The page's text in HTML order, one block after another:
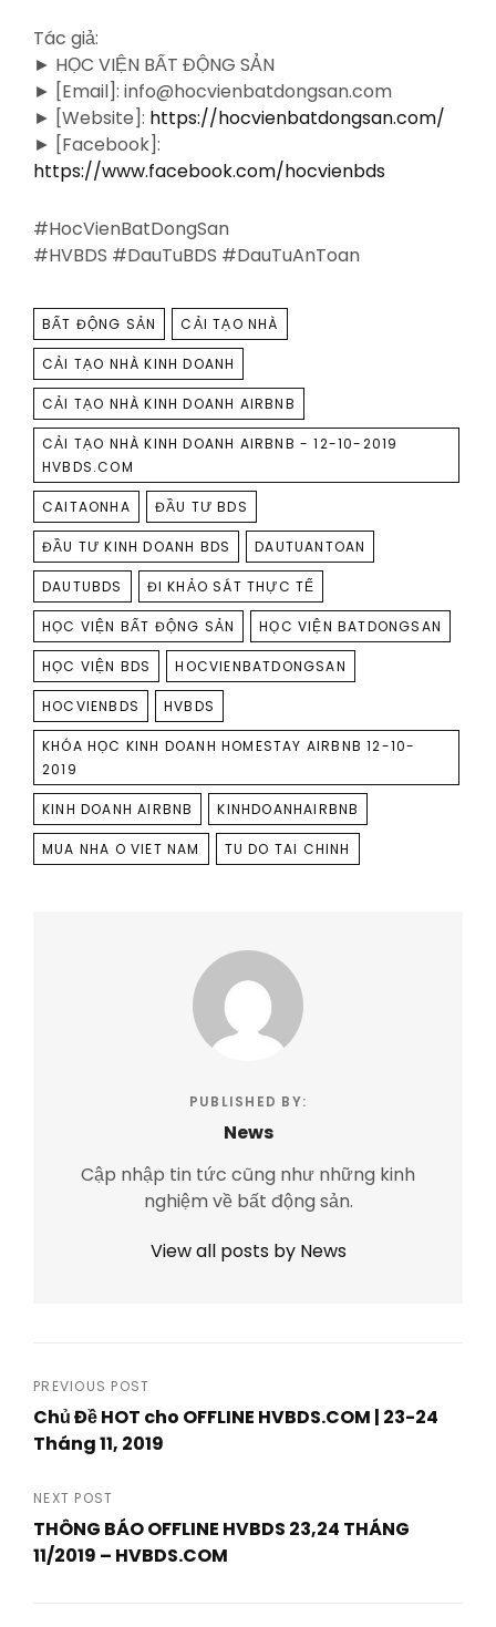
Tác giả:
► HỌC VIỆN BẤT ĐỘNG SẢN
► [Email]: info@hocvienbatdongsan.com
► [Website]: https://hocvienbatdongsan.com/
► [Facebook]:
https://www.facebook.com/hocvienbds
#HocVienBatDongSan
#HVBDS #DauTuBDS #DauTuAnToan
TAGS
BẤT ĐỘNG SẢN CẢI TẠO NHÀ
CẢI TẠO NHÀ KINH DOANH
CẢI TẠO NHÀ KINH DOANH AIRBNB
CẢI TẠO NHÀ KINH DOANH AIRBNB - 12-10-2019
HVBDS.COM
CAITAONHA ĐẦU TƯ BDS
ĐẦU TƯ KINH DOANH BDS DAUTUANTOAN
DAUTUBDS ĐI KHẢO SÁT THỰC TẾ
HỌC VIỆN BẤT ĐỘNG SẢN HỌC VIỆN BATDONGSAN
HỌC VIỆN BDS HOCVIENBATDONGSAN
HOCVIENBDS HVBDS
KHÓA HỌC KINH DOANH HOMESTAY AIRBNB 12-10-
2019
KINH DOANH AIRBNB KINHDOANHAIRBNB
MUA NHA O VIET NAM TU DO TAI CHINH
PUBLISHED BY:
News
Cập nhập tin tức cũng như những kinh
nghiệm về bất động sản.
View all posts by News
Post
navigation
PREVIOUS POST
Chủ Đề HOT cho OFFLINE HVBDS.COM | 23-24
Tháng 11, 2019
Post
NEXT POST
THÔNG BÁO OFFLINE HVBDS 23,24 THÁNG
11/2019 – HVBDS.COM